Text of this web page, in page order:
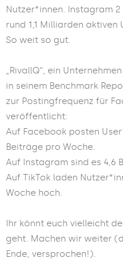
Nutzer*innen. Instagram 2
rund 1,1 Milliarden aktiven
So weit so gut.
„RivallQ“, ein
in seinem Benchmark
zur Postingfrequenz für
veröffentlicht:
Auf Facebook posten
Beiträge pro Woche.
Auf Instagram sind es 4,6
Auf TikTok laden
Woche hoch.
Ihr könnt euch vielleicht
geht. Machen wir weiter
Ende, versprochen!).